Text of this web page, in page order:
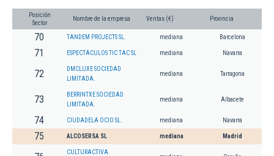
Posición
Sector
Nombre de la empresa Ventas (€) Provincia
70 TANDEM PROJECTS SL. mediana Barcelona
71 ESPECTACULOS TIC TAC SL mediana Navarra
72
DMCLUXE SOCIEDAD
LIMITADA.
mediana Tarragona
73
BERRINTXE SOCIEDAD
LIMITADA.
mediana Albacete
74 CIUDADELA OCIO SL. mediana Navarra
75 ALCOSERSA SL mediana Madrid
CULTURACTIVA